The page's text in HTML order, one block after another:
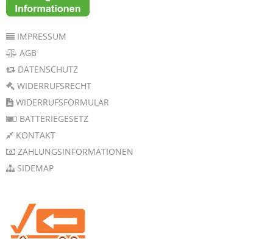
IMPRESSUM
AGB
DATENSCHUTZ
WIDERRUFSRECHT
WIDERRUFSFORMULAR
BATTERIEGESETZ
KONTAKT
ZAHLUNGSINFORMATIONEN
SIDEMAP